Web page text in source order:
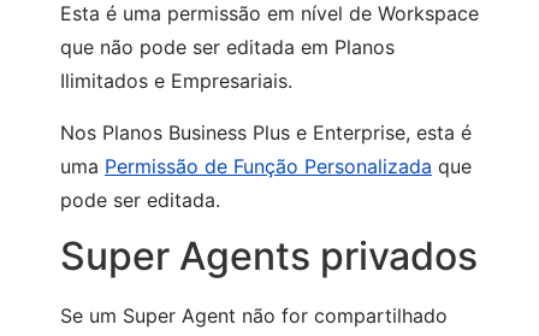
Esta é uma permissão em nível de Workspace
que não pode ser editada em Planos
Ilimitados e Empresariais.
Nos Planos Business Plus e Enterprise, esta é
uma Permissão de Função Personalizada que
pode ser editada.
Super Agents privados
Se um Super Agent não for compartilhado